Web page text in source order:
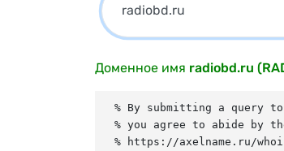
Доменное имя radiobd.ru
% By submitting a query to
% you agree to abide by
% https://axelname.ru/